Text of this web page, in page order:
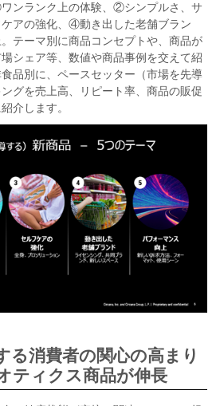
ンランク上の体験、②シンプルさ、サ
アの強化、④動き出した老舗ブラン
テーマ別に商品コンセプトや、商品が
シェア等、数値や商品事例を交えて紹
品別に、ペースセッター（市場を先導
グを売上高、リピート率、商品の販促
介します。
る消費者の関心の高まり
ティクス商品が伸長